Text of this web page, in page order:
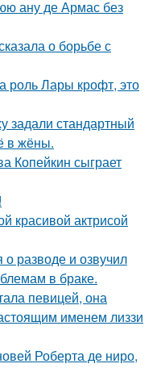
ану де Армас без
о борьбе с
роль Лары крофт, это
задали стандартный
в жёны.
Копейкин сыграет
красивой актрисой
разводе и озвучил
в браке.
певицей, она
именем лиззи
Роберта де ниро,